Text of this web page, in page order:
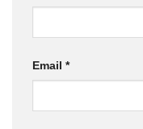
Email *